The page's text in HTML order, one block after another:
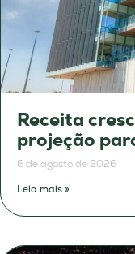
Receita
projeção
6 de agosto de 2026
Leia mais »